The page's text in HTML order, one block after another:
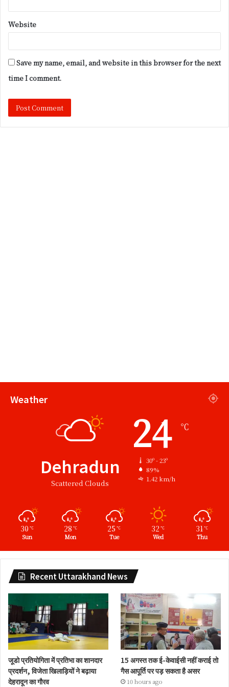
Website
Save my name, email, and website in this browser for the next
time I comment.
Weather
Dehradun
Scattered Clouds
24 ℃
30º - 23º
89%
1.42 km/h
30 ℃
Sun
28 ℃
Mon
25 ℃
Tue
32 ℃
Wed
31℃
Thu
Recent Uttarakhand News
जूडो प्रतियोगिता में प्रतिभा का शानदार
प्रदर्शन, विजेता खिलाड़ियों ने बढ़ाया
देहरादून का गौरव
15 अगस्त तक ई-केवाईसी नहीं कराई तो
गैस आपूर्ति पर पड़ सकता है असर
10 hours ago